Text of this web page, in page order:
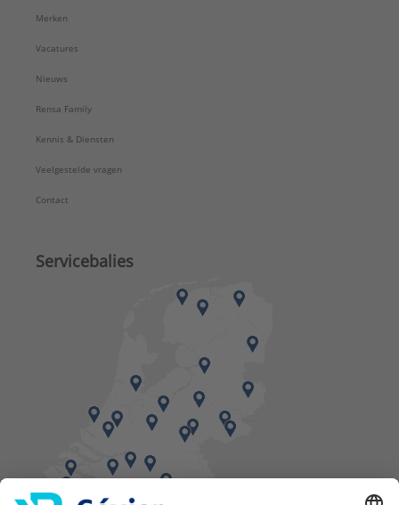
Merken
Vacatures
Nieuws
Rensa Family
Kennis & Diensten
Veelgestelde vragen
Contact
Servicebalies